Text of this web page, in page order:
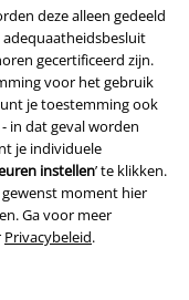
deze alleen gedeeld
gecertificeerd zijn.
voor het gebruik
je toestemming ook
- in dat geval worden
je individuele
instellen’ te klikken.
moment hier
Ga voor meer
Privacybeleid.